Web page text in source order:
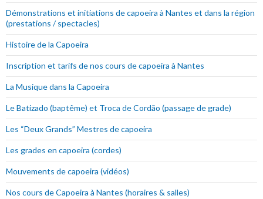
Démonstrations et initiations de capoeira à Nantes et dans la région
(prestations / spectacles)
Histoire de la Capoeira
Inscription et tarifs de nos cours de capoeira à Nantes
La Musique dans la Capoeira
Le Batizado (baptême) et Troca de Cordão (passage de grade)
Les “Deux Grands” Mestres de capoeira
Les grades en capoeira (cordes)
Mouvements de capoeira (vidéos)
Nos cours de Capoeira à Nantes (horaires & salles)